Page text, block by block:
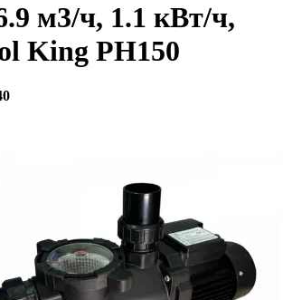
м3/ч, 1.1 кВт/ч,
King PH150